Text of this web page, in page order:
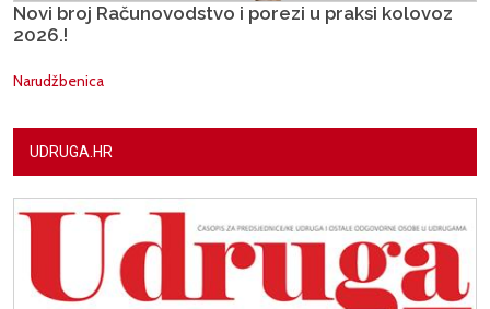
Novi broj Računovodstvo i porezi u praksi kolovoz
2026.!
Narudžbenica
UDRUGA.HR